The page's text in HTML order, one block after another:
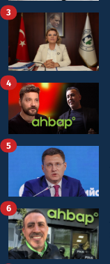
3
4
5
6